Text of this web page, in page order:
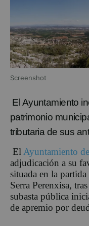
Screenshot
El Ayuntamiento
patrimonio
tributariade sus
ElAyuntamiento
adjudicación a su
situada en la
Serra Perenxisa,
subasta pública
de apremio por